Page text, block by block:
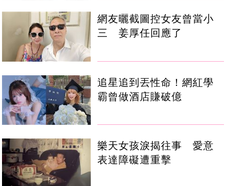
網友曬截圖控女友曾當小
三 姜厚任回應了
追星追到丟性命！網紅學
霸曾做酒店賺破億
樂天女孩淚揭往事 愛意
表達障礙遭重擊